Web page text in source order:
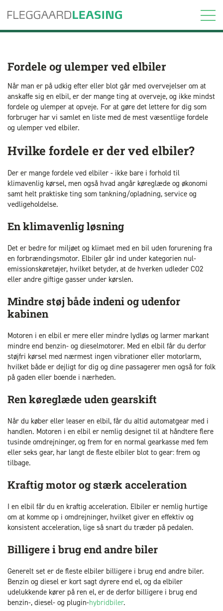
Fordele og ulemper ved elbiler
Når man er på udkig efter eller blot går med overvejelser om at
anskaffe sig en elbil, er der mange ting at overveje, og ikke mindst
fordele og ulemper at opveje. For at gøre det lettere for dig som
forbruger har vi samlet en liste med de mest væsentlige fordele
og ulemper ved elbiler.
Hvilke fordele er der ved elbiler?
Der er mange fordele ved elbiler - ikke bare i forhold til
klimavenlig kørsel, men også hvad angår køreglæde og økonomi
samt helt praktiske ting som tankning/opladning, service og
vedligeholdelse.
En klimavenlig løsning
Det er bedre for miljøet og klimaet med en bil uden forurening fra
en forbrændingsmotor. Elbiler går ind under kategorien nul-
emissionskøretøjer, hvilket betyder, at de hverken udleder CO2
eller andre giftige gasser under kørslen.
Mindre støj både indeni og udenfor
kabinen
Motoren i en elbil er mere eller mindre lydløs og larmer markant
mindre end benzin- og dieselmotorer. Med en elbil får du derfor
støjfri kørsel med nærmest ingen vibrationer eller motorlarm,
hvilket både er dejligt for dig og dine passagerer men også for folk
på gaden eller boende i nærheden.
Ren køreglæde uden gearskift
Når du køber eller leaser en elbil, får du altid automatgear med i
handlen. Motoren i en elbil er nemlig designet til at håndtere flere
tusinde omdrejninger, og frem for en normal gearkasse med fem
eller seks gear, har langt de fleste elbiler blot to gear: frem og
tilbage.
Kraftig motor og stærk acceleration
I en elbil får du en kraftig acceleration. Elbiler er nemlig hurtige
om at komme op i omdrejninger, hvilket giver en effektiv og
konsistent acceleration, lige så snart du træder på pedalen.
Billigere i brug end andre biler
Generelt set er de fleste elbiler billigere i brug end andre biler.
Benzin og diesel er kort sagt dyrere end el, og da elbiler
udelukkende kører på ren el, er de derfor billigere i brug end
benzin-, diesel- og plugin-hybridbiler.